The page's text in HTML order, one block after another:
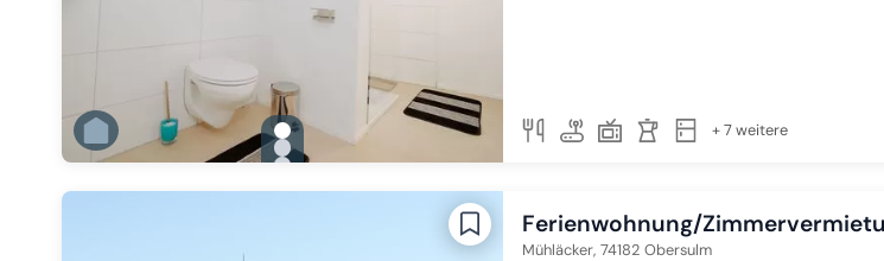
gallery.slide_selector
Zu Slide 1 wechseln
Zu Slide 2 wechseln
+ 7 weitere
Ferienwohnung/
Mühläcker, 74182 Obersulm